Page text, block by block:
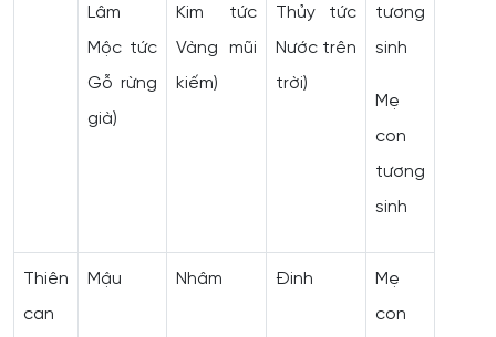
Lâm
Mộc tức
Gỗ rừng
già)
Kim tức
Vàng mũi
kiếm)
Thủy tức
Nước trên
trời)
tương
sinh
Mẹ
con
tương
sinh
Thiên
can
Mậu Nhâm Đinh
Mẹ
con